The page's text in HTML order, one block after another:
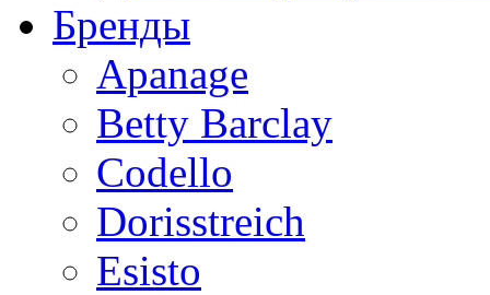
Бренды
Apanage
Betty Barclay
Codello
Dorisstreich
Esisto